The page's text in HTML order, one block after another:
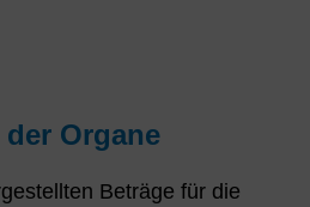
Organe
Beträge für die